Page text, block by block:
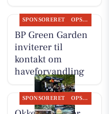
SPONSORERET OPSLAGSTAVLEN
BP Green Garden
inviterer til
kontakt om
haveforvandling
SPONSORERET OPSLAGSTAVLEN